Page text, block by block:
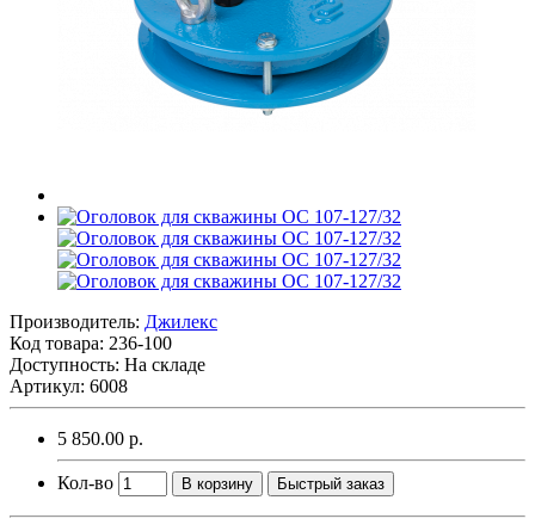
Производитель: Джилекс
Код товара: 236-100
Доступность: На складе
Артикул: 6008
5 850.00 р.
Кол-во В корзину Быстрый заказ